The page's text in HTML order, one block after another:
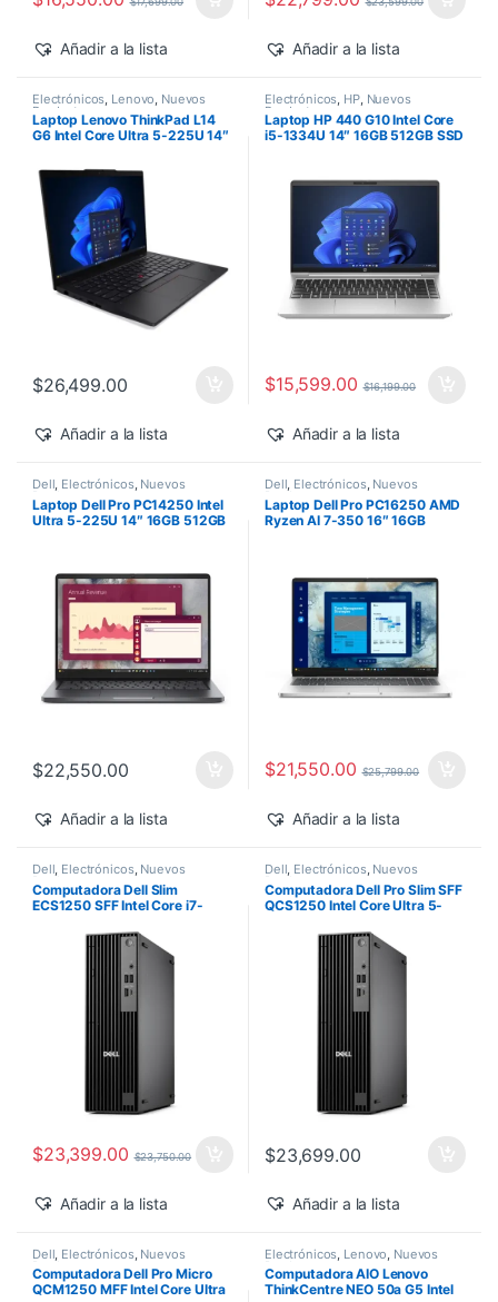
Añadir a la lista Añadir a la lista
Electrónicos, Lenovo, Nuevos
Productos
Laptop Lenovo ThinkPad L14
G6 Intel Core Ultra 5-225U 14″
Pro
$26,499.00
Añadir a la lista
Electrónicos, HP, Nuevos
Productos
Laptop HP 440 G10 Intel Core
i5-1334U 14″ 16GB 512GB SSD
$15,599.00 $16,199.00
Añadir a la lista
Dell, Electrónicos, Nuevos
Productos
Laptop Dell Pro PC14250 Intel
Ultra 5-225U 14″ 16GB 512GB
$22,550.00
Añadir a la lista
Dell, Electrónicos, Nuevos
Productos
Laptop Dell Pro PC16250 AMD
Ryzen AI 7-350 16″ 16GB
$21,550.00 $25,799.00
Añadir a la lista
Dell Electrónicos, Nuevos
Productos
Computadora Dell Slim
ECS1250 SFF Intel Core i7-
Windows 11 Pro
$23,399.00 $23,750.00
Añadir a la lista
Dell Electrónicos, Nuevos
Productos
Computadora Dell Pro Slim SFF
QCS1250 Intel Core Ultra 5-
Windows 11 Pro
$23,699.00
Añadir a la lista
Dell Electrónicos, Nuevos
Productos
Computadora Dell Pro Micro
QCM1250 MFF Intel Core Ultra
Electrónicos Lenovo Nuevos
Productos
Computadora AIO Lenovo
ThinkCentre NEO 50a G5 Intel